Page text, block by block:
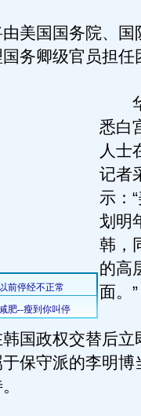
国国务院、国
务卿级官员担任
华
悉白
人士
记者
示：
划明
韩，
的高
面。”
政权交替后立
保守派的李明博